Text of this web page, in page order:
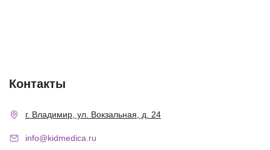
Контакты
г. Владимир, ул. Вокзальная, д. 24
info@kidmedica.ru